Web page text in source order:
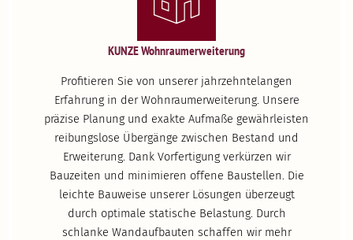
KUNZE Wohnraum­er­wei­terung
Profi­tieren Sie von unserer jahrzehn­te­langen
Erfahrung in der Wohnraum­er­wei­terung. Unsere
präzise Planung und exakte Aufmaße gewähr­leisten
reibungslose Übergänge zwischen Bestand und
Erwei­terung. Dank Vorfer­tigung verkürzen wir
Bauzeiten und minimieren offene Baustellen. Die
leichte Bauweise unserer Lösungen überzeugt
durch optimale statische Belastung. Durch
schlanke Wandauf­bauten schaffen wir mehr